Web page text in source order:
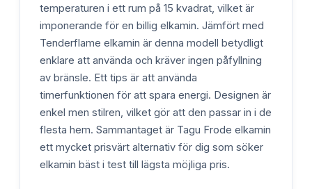
temperaturen i ett rum på 15 kvadrat, vilket är
imponerande för en billig elkamin. Jämfört med
Tenderflame elkamin är denna modell betydligt
enklare att använda och kräver ingen påfyllning
av bränsle. Ett tips är att använda
timerfunktionen för att spara energi. Designen är
enkel men stilren, vilket gör att den passar in i de
flesta hem. Sammantaget är Tagu Frode elkamin
ett mycket prisvärt alternativ för dig som söker
elkamin bäst i test till lägsta möjliga pris.